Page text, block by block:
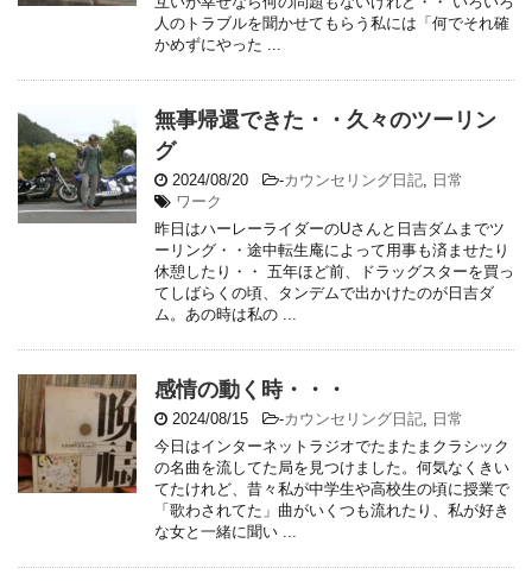
人のトラブルを聞かせてもらう私には「何でそれ確
かめずにやった ...
無事帰還できた・・久々のツーリン
グ
2024/08/20 -カウンセリング日記, 日常
ワーク
昨日はハーレーライダーのUさんと日吉ダムまでツ
ーリング・・途中転生庵によって用事も済ませたり
休憩したり・・ 五年ほど前、ドラッグスターを買っ
てしばらくの頃、タンデムで出かけたのが日吉ダ
ム。あの時は私の ...
感情の動く時・・・
2024/08/15 -カウンセリング日記, 日常
今日はインターネットラジオでたまたまクラシック
の名曲を流してた局を見つけました。何気なくきい
てたけれど、昔々私が中学生や高校生の頃に授業で
「歌わされてた」曲がいくつも流れたり、私が好き
な女と一緒に聞い ...